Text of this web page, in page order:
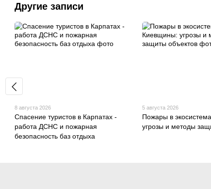
Другие записи
8 августа 2026
Спасение туристов в Карпатах -
работа ДСНС и пожарная
безопасность баз отдыха
5 августа 2026
Пожары в
угрозы и методы